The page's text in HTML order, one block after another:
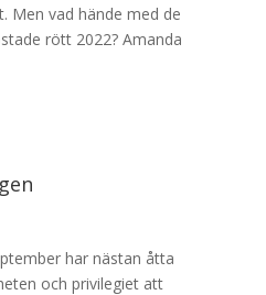
Men vad hände med de
rött 2022? Amanda
har nästan åtta
och privilegiet att